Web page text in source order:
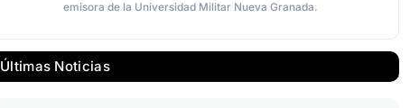
emisora de la Universidad Militar Nueva Granada.
Últimas Noticias